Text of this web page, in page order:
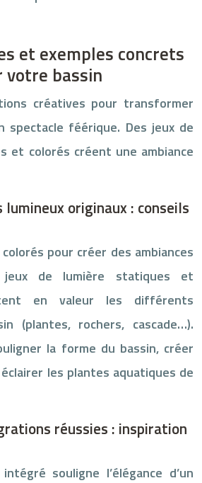
et exemples concrets
bassin
créatives pour transformer
spectacle féérique. Des jeux de
et colorés créent une ambiance
lumineux originaux : conseils
pour créer des ambiances
jeux de lumière statiques et
en valeur les différents
(plantes, rochers, cascade…).
la forme du bassin, créer
les plantes aquatiques de
réussies : inspiration
souligne l’élégance d’un